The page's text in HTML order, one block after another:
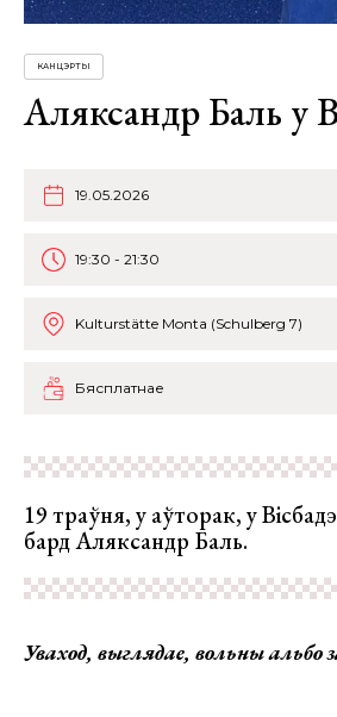
КАНЦЭРТЫ
Аляксандр Баль у
19.05.2026
19:30 - 21:30
Kulturstätte Monta (Schulberg 7)
Бясплатнае
19 траўня, у аўторак, у
бард Аляксандр Баль.
Уваход, выглядае, вольны альбо